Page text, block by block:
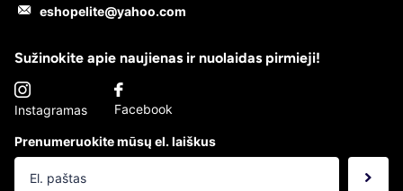
Sužinokite apie naujienas ir nuolaidas pirmieji!
Instagramas Facebook
Prenumeruokite mūsų el. laiškus
eshopelite@yahoo.com